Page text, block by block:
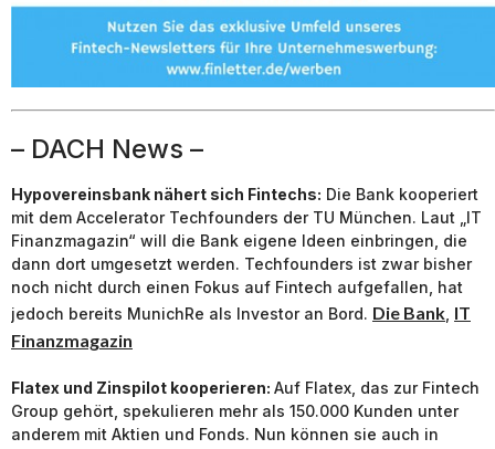
– DACH News –
Hypovereinsbank nähert sich Fintechs: Die Bank kooperiert
mit dem Accelerator Techfounders der TU München. Laut „IT
Finanzmagazin“ will die Bank eigene Ideen einbringen, die
dann dort umgesetzt werden. Techfounders ist zwar bisher
noch nicht durch einen Fokus auf Fintech aufgefallen, hat
jedoch bereits MunichRe als Investor an Bord. Die Bank IT
Finanzmagazin
Flatex und Zinspilot kooperieren: Auf Flatex, das zur Fintech
Group gehört, spekulieren mehr als 150.000 Kunden unter
anderem mit Aktien und Fonds. Nun können sie auch in